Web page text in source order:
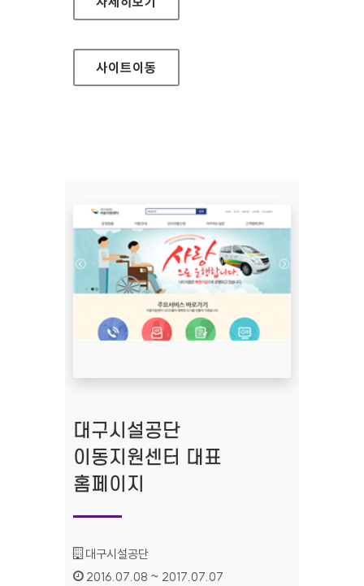
사이트이동
대구시설공단
이동지원센터 대표
홈페이지
기관명 :
대구시설공단
인증기간 :
2016.07.08 ~ 2017.07.07